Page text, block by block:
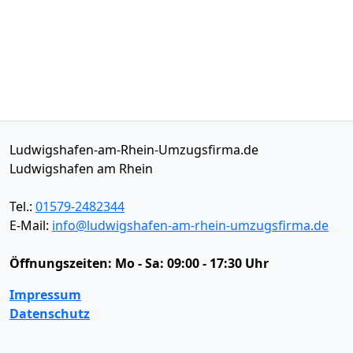
Ludwigshafen-am-Rhein-Umzugsfirma.de
Ludwigshafen am Rhein
Tel.: 01579-2482344
E-Mail: info@ludwigshafen-am-rhein-umzugsfirma.de
Öffnungszeiten: Mo - Sa: 09:00 - 17:30 Uhr
Impressum
Datenschutz